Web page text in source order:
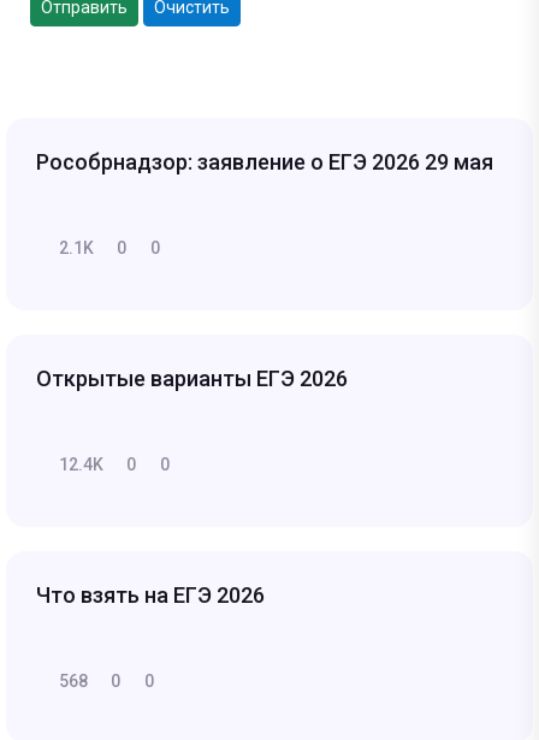
Отправить Очистить
Рособрнадзор: заявление о ЕГЭ 2026 29 мая
2.1K 0 0
Открытые варианты ЕГЭ 2026
12.4K 0 0
Что взять на ЕГЭ 2026
568 0 0